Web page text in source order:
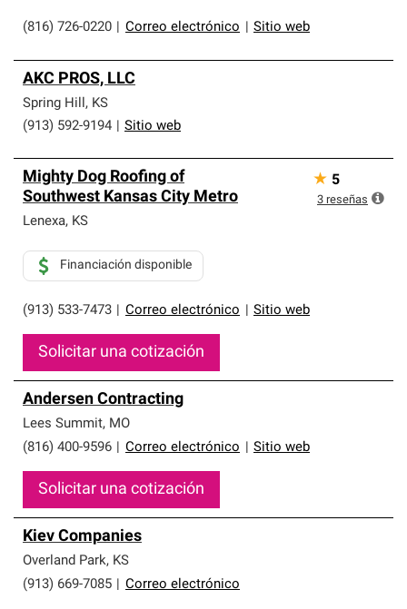
(816) 726-0220 Correo electrónico Sitio web
AKC PROS, LLC
Spring Hill, KS
(913) 592-9194
Sitio web
Mighty Dog Roofing of
Southwest Kansas City Metro
Lenexa, KS
(913) 533-7473 Correo electrónico Sitio web
Financiación disponible
Solicitar una cotización
★ 5
3 reseñas
Andersen Contracting
Lees Summit, MO
(816) 400-9596
Correo electrónico Sitio web
Solicitar una cotización
Kiev Companies
Overland Park, KS
(913) 669-7085
Correo electrónico